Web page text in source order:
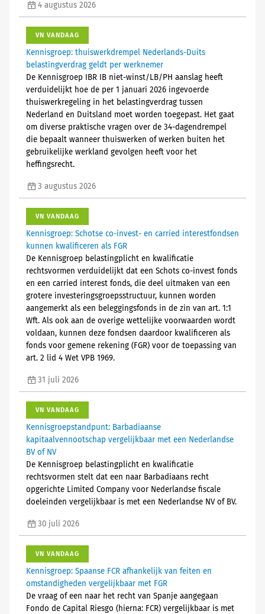
4 augustus 2026
VN VANDAAG
Kennisgroep: thuiswerkdrempel Nederlands-Duits
belastingverdrag geldt per werknemer
De Kennisgroep IBR IB niet-winst/LB/PH aanslag heeft
verduidelijkt hoe de per 1 januari 2026 ingevoerde
thuiswerkregeling in het belastingverdrag tussen
Nederland en Duitsland moet worden toegepast. Het gaat
om diverse praktische vragen over de 34-dagendrempel
die bepaalt wanneer thuiswerken of werken buiten het
gebruikelijke werkland gevolgen heeft voor het
heffingsrecht.
3 augustus 2026
VN VANDAAG
Kennisgroep: Schotse co-invest- en carried interestfondsen
kunnen kwalificeren als FGR
De Kennisgroep belastingplicht en kwalificatie
rechtsvormen verduidelijkt dat een Schots co-invest fonds
en een carried interest fonds, die deel uitmaken van een
grotere investeringsgroepsstructuur, kunnen worden
aangemerkt als een beleggingsfonds in de zin van art. 1:1
Wft. Als ook aan de overige wettelijke voorwaarden wordt
voldaan, kunnen deze fondsen daardoor kwalificeren als
fonds voor gemene rekening (FGR) voor de toepassing van
art. 2 lid 4 Wet VPB 1969.
31 juli 2026
VN VANDAAG
Kennisgroepstandpunt: Barbadiaanse
kapitaalvennootschap vergelijkbaar met een Nederlandse
BV of NV
De Kennisgroep belastingplicht en kwalificatie
rechtsvormen stelt dat een naar Barbadiaans recht
opgerichte Limited Company voor Nederlandse fiscale
doeleinden vergelijkbaar is met een Nederlandse NV of BV.
30 juli 2026
VN VANDAAG
Kennisgroep: Spaanse FCR afhankelijk van feiten en
omstandigheden vergelijkbaar met FGR
De vraag of een naar het recht van Spanje aangegaan
Fondo de Capital Riesgo (hierna: FCR) vergelijkbaar is met